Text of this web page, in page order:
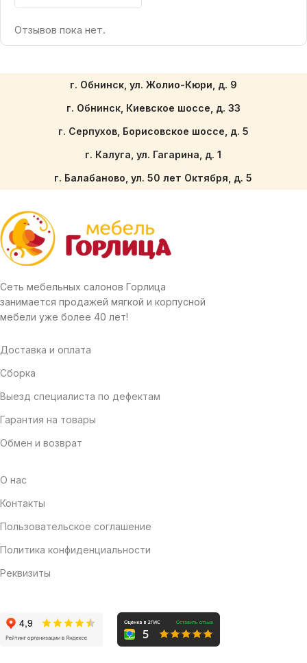
Отзывов пока нет.
г. Обнинск, ул. Жолио-Кюри, д. 9
г. Обнинск, Киевское шоссе, д. 33
г. Серпухов, Борисовское шоссе, д. 5
г. Калуга, ул. Гагарина, д. 1
г. Балабаново, ул. 50 лет Октября, д. 5
Сеть мебельных салонов Горлица
занимается продажей мягкой и корпусной
мебели уже более 40 лет!
Доставка и оплата
Сборка
Выезд специалиста по дефектам
Гарантия на товары
Обмен и возврат
О нас
Контакты
Пользовательское соглашение
Политика конфиденциальности
Реквизиты